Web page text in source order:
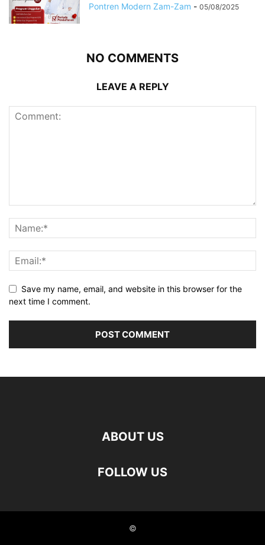
Pontren Modern Zam-Zam - 05/08/2025
NO COMMENTS
LEAVE A REPLY
Save my name, email, and website in this browser for the
next time I comment.
ABOUT US
FOLLOW US
©